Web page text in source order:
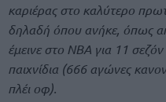
καριέρας στο καλύτερο
δηλαδή όπου ανήκε, όπως
έμεινε στο ΝΒΑ για 11
παιχνίδια (666 αγώνες
πλέι οφ).